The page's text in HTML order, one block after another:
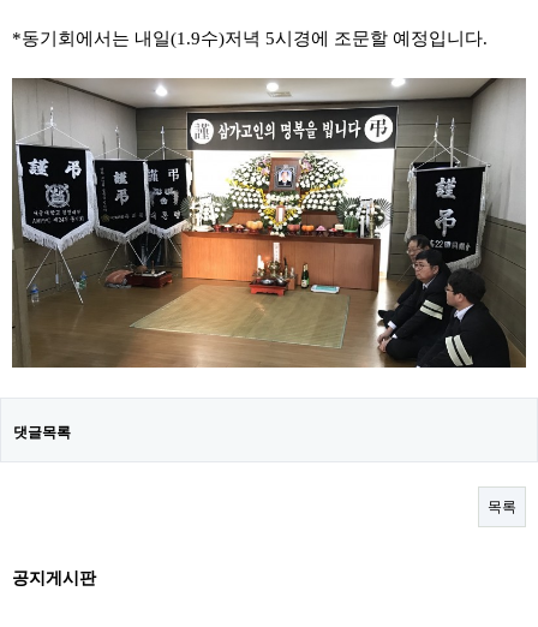
*동기회에서는 내일(1.9수)저녁 5시경에 조문할 예정입니다.
댓글목록
목록
공지게시판